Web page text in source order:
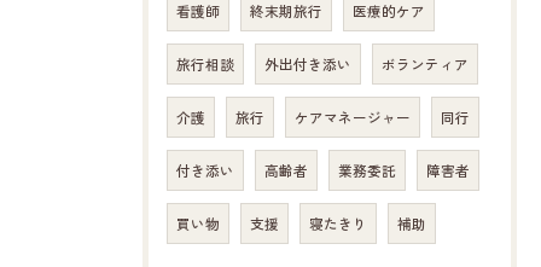
看護師 終末期旅行 医療的ケア
旅行相談 外出付き添い ボランティア
介護 旅行 ケアマネージャー 同行
付き添い 高齢者 業務委託 障害者
買い物 支援 寝たきり 補助